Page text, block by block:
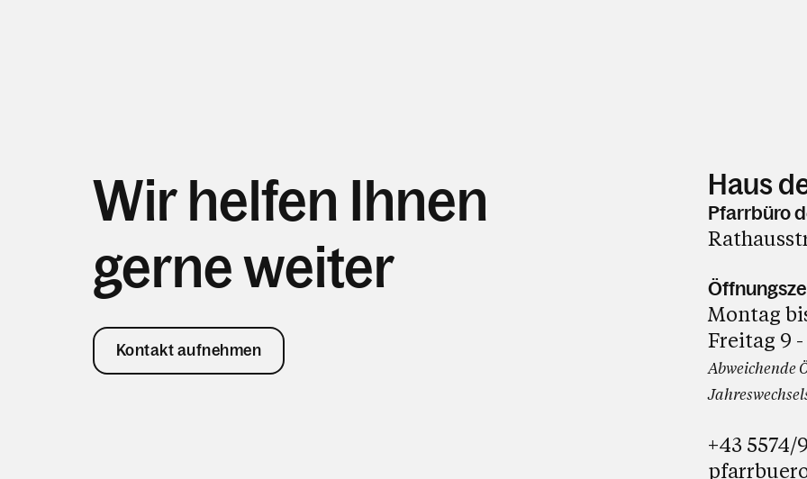
Wir helfen Ihnen
gerne weiter
Kontakt aufnehmen
Haus
Pfarrbüro
Montag
Freitag 9 -
Abweichende
+43 5574/